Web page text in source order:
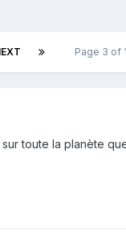
Page 3 of
toute la planète